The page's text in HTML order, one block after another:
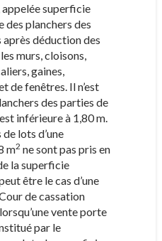
superficie
des planchers des
déduction des
murs, cloisons,
gaines,
de fenêtres. Il n’est
des parties de
inférieure à 1,80 m.
lots d’une
m2 ne sont pas pris en
la superficie
être le cas d’une
de cassation
vente porte
par le